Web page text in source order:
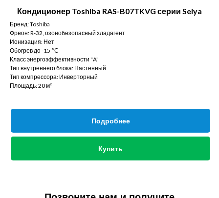
Кондиционер Toshiba RAS-B07TKVG серии Seiya
Бренд: Toshiba
Фреон: R-32, озонобезопасный хладагент
Ионизация: Нет
Обогрев до -15 °С
Класс энергоэффективности "A"
Тип внутреннего блока: Настенный
Тип компрессора: Инверторный
Площадь: 20 м²
Подробнее
Купить